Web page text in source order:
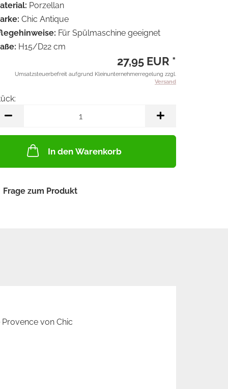
Porzellan
Chic Antique
Für Spülmaschine geeignet
H15/D22 cm
27,95 EUR *
Umsatzsteuerbefreit aufgrund Kleinunternehmerregelung zzgl.
Versand
In den Warenkorb
Frage zum Produkt
von Chic